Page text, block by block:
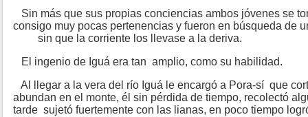
Sin más que sus propias conciencias ambos jóvenes se
consigo muy pocas pertenencias y fueron en búsqueda de
sin que la corriente los llevase a la deriva.
El ingenio de Iguá era tan amplio, como su habilidad.
Al llegar a la vera del río Iguá le encargó a Pora-sí que
abundan en el monte, él sin pérdida de tiempo, recolectó
tarde sujetó fuertemente con las lianas, en poco tiempo